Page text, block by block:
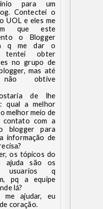
para um
Contectei o
UOL e eles me
que este
o Blogger
q me dar o
tentei obter
no grupo de
mas até
obtive
de lhe
qual a melhor
melhor meio de
contato com a
blogger para
informação de
os tópicos do
ajuda são os
usuarios q
pq a equipe
lá?
me ajudar, eu
coração.